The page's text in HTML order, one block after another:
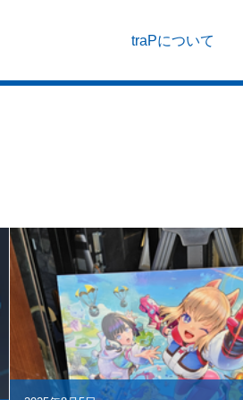
traPについて